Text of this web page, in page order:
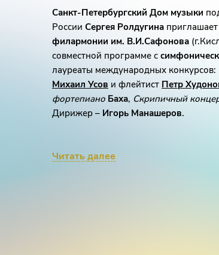
Санкт-Петербургский Дом музыки
России Сергея Ролдугина
филармонии им. В.И.Сафонова
совместной программе с
лауреаты международных конкурсов:
Михаил Усов и флейтист Петр
фортепиано Баха, Скрипичный
Дирижер – Игорь Манашеров.
сочинений для других
Читать далее